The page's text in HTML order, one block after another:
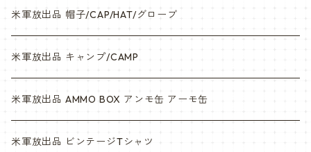
米軍放出品 帽子/CAP/HAT/グローブ
米軍放出品 キャンプ/CAMP
米軍放出品 AMMO BOX アンモ缶 アーモ缶
米軍放出品 ビンテージTシャツ